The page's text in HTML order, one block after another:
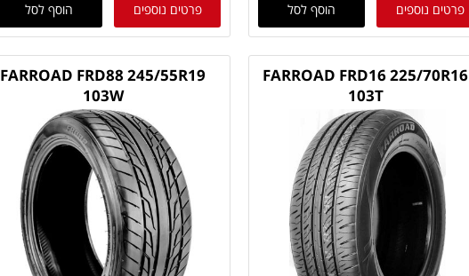
פרטים נוספים הוסף לסל פרטים נוספים הוסף לסל
FARROAD FRD16 225/70R16
103T
FARROAD FRD88 245/55R19
103W